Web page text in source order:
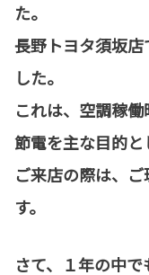
た。
長野トヨタ須坂
した。
これは、空調稼
節電を主な目的と
ご来店の際は、
す。
さて、１年の中